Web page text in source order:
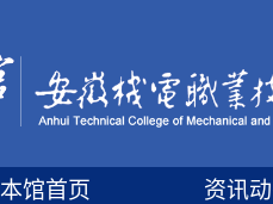
本馆首页 资讯